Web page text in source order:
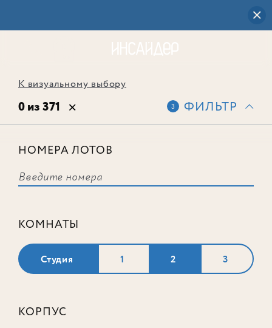
К визуальному выбору
0 из 371 3 ФИЛЬТР
НОМЕРА ЛОТОВ
КОМНАТЫ
Студия 1 2 3
КОРПУС
соответствует ни одного лота